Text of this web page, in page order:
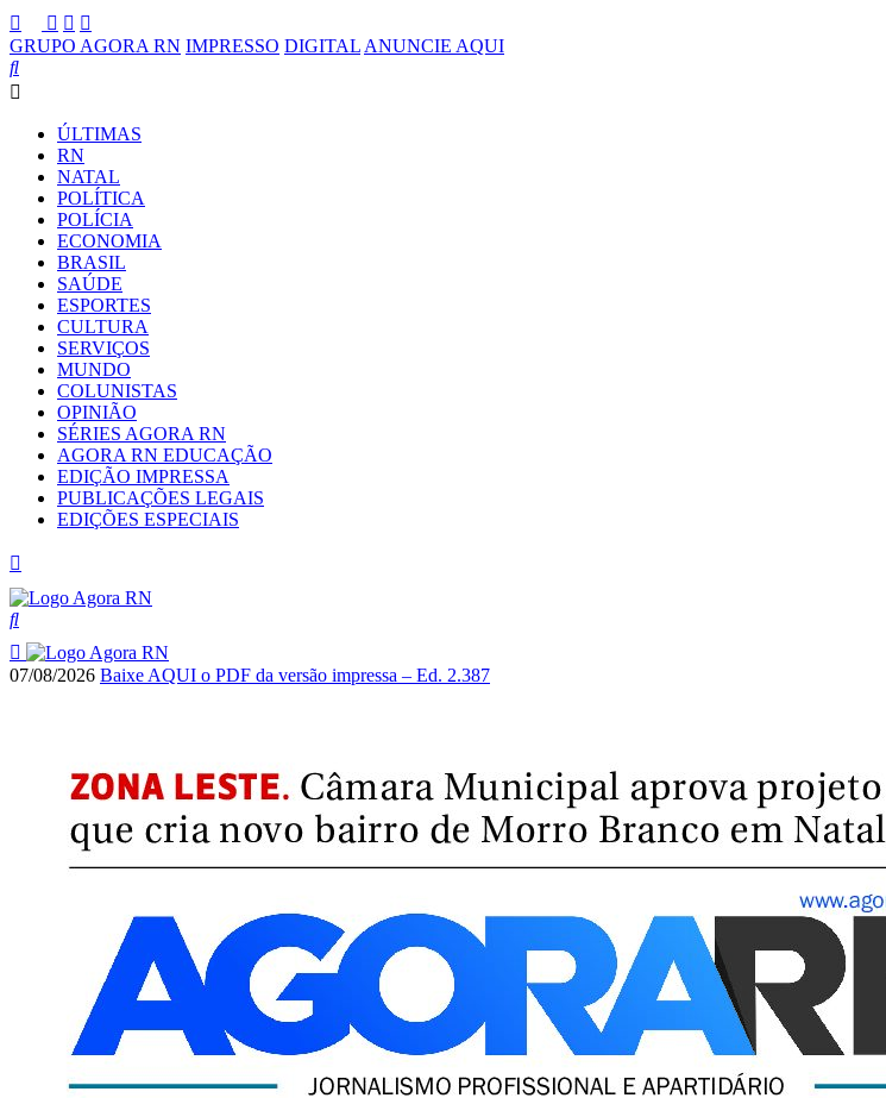
GRUPO AGORA RN IMPRESSO DIGITAL ANUNCIE AQUI
ÚLTIMAS
RN
NATAL
POLÍTICA
POLÍCIA
ECONOMIA
BRASIL
SAÚDE
ESPORTES
CULTURA
SERVIÇOS
MUNDO
COLUNISTAS
OPINIÃO
SÉRIES AGORA RN
AGORA RN EDUCAÇÃO
EDIÇÃO IMPRESSA
PUBLICAÇÕES LEGAIS
EDIÇÕES ESPECIAIS
07/08/2026 Baixe AQUI o PDF da versão impressa – Ed. 2.387